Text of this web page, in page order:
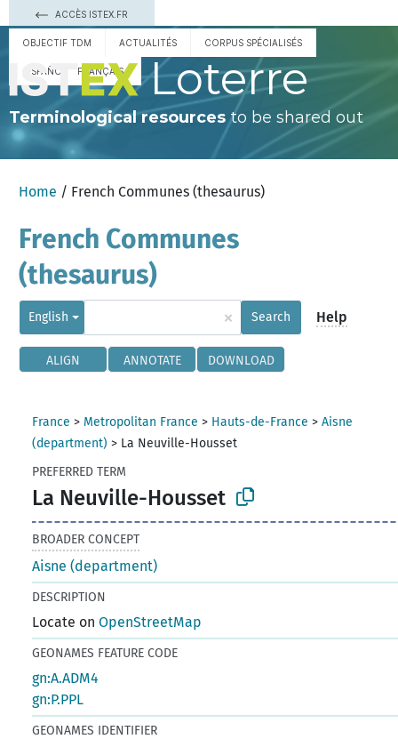
ACCÈS ISTEX.FR
OBJECTIF TDM ACTUALITÉS CORPUS SPÉCIALISÉS
ESPAÑOL FRANÇAIS Loterre
Terminological resourcesto be shared out
Home / French Communes (thesaurus)
French Communes
(thesaurus)
English × Search Help
ALIGN ANNOTATE DOWNLOAD
France > Metropolitan France > Hauts-de-France >Aisne
(department) > La Neuville-Housset
PREFERRED TERM
La Neuville-Housset
BROADER CONCEPT
Aisne (department)
DESCRIPTION
Locate onOpenStreetMap
GEONAMES FEATURE CODE
gn:A.ADM4
gn:P.PPL
GEONAMES IDENTIFIER